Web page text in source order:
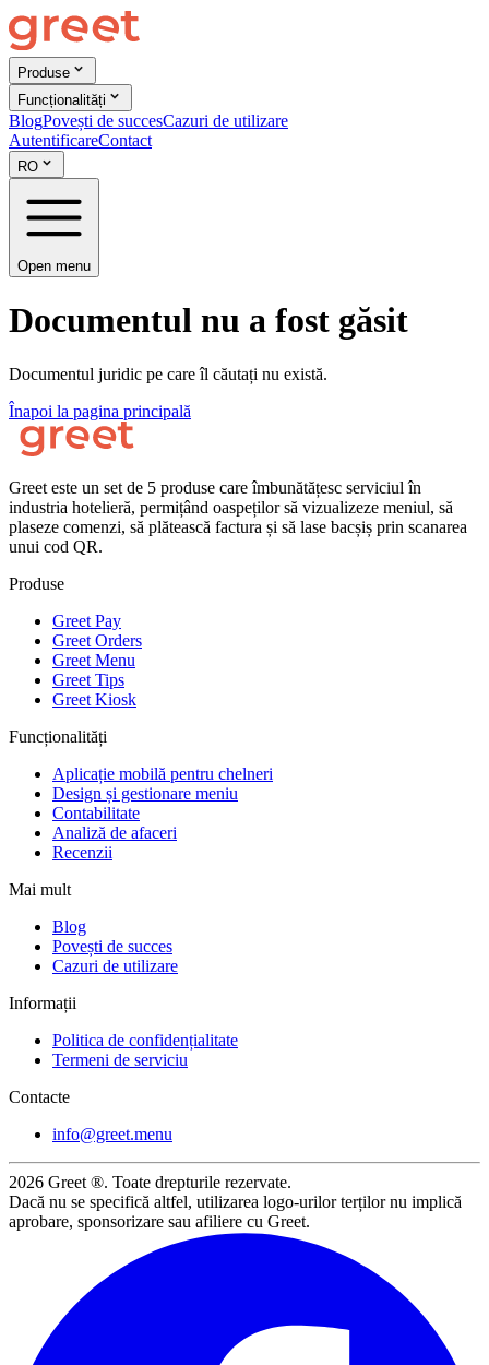
Produse
Funcționalități
BlogPovești de succesCazuri de utilizare
AutentificareContact
RO
Open menu
Documentul nu a fost găsit
Documentul juridic pe care îl căutați nu există.
Înapoi la pagina principală
Greet este un set de 5 produse care îmbunătățesc serviciul în
industria hotelieră, permițând oaspeților să vizualizeze meniul, să
plaseze comenzi, să plătească factura și să lase bacșiș prin scanarea
unui cod QR.
Produse
Greet Pay
Greet Orders
Greet Menu
Greet Tips
Greet Kiosk
Funcționalități
Aplicație mobilă pentru chelneri
Design și gestionare meniu
Contabilitate
Analiză de afaceri
Recenzii
Mai mult
Blog
Povești de succes
Cazuri de utilizare
Informații
Politica de confidențialitate
Termeni de serviciu
Contacte
info@greet.menu
2026 Greet ®. Toate drepturile rezervate.
Dacă nu se specifică altfel, utilizarea logo-urilor terților nu implică
aprobare, sponsorizare sau afiliere cu Greet.